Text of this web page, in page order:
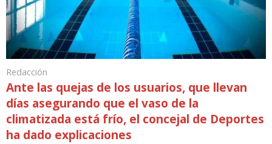
Redacción
Ante las quejas de los usuarios, que llevan
días asegurando que el vaso de la
climatizada está frío, el concejal de Deportes
ha dado explicaciones